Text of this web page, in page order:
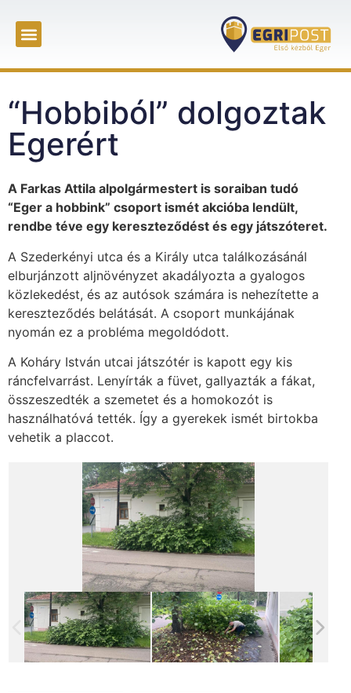
“Hobbiból” dolgoztak
Egerért
A Farkas Attila alpolgármestert is soraiban tudó
“Eger a hobbink” csoport ismét akcióba lendült,
rendbe téve egy kereszteződést és egy játszóteret.
A Szederkényi utca és a Király utca találkozásánál
elburjánzott aljnövényzet akadályozta a gyalogos
közlekedést, és az autósok számára is nehezítette a
kereszteződés belátását. A csoport munkájának
nyomán ez a probléma megoldódott.
A Koháry István utcai játszótér is kapott egy kis
ráncfelvarrást. Lenyírták a füvet, gallyazták a fákat,
összeszedték a szemetet és a homokozót is
használhatóvá tették. Így a gyerekek ismét birtokba
vehetik a placcot.